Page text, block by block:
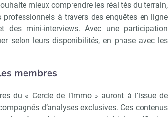
mieux comprendre les réalités du terrain,
à travers des enquêtes en ligne
des mini-interviews. Avec une participation
selon leurs disponibilités, en phase avec les
membres
du « Cercle de l’immo » auront à l’issue de
d’analyses exclusives. Ces contenus